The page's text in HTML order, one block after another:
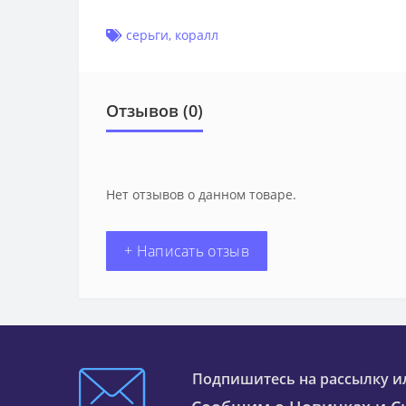
серьги, коралл
Отзывов (0)
Нет отзывов о данном товаре.
+ Написать отзыв
Подпишитесь на рассылку